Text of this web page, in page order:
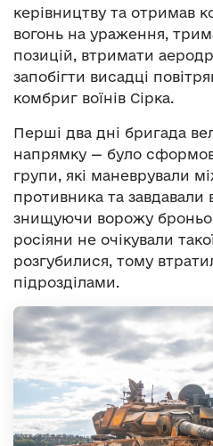
керівництву та отримав
вогонь на ураження,
позицій, втримати
запобігти висадці
комбриг воїнів Сірка.
Перші два дні бригада
напрямку — було
групи, які маневрували
противника та завдавали
знищуючи ворожу
росіяни не очікували
розгубилися, тому
підрозділами.